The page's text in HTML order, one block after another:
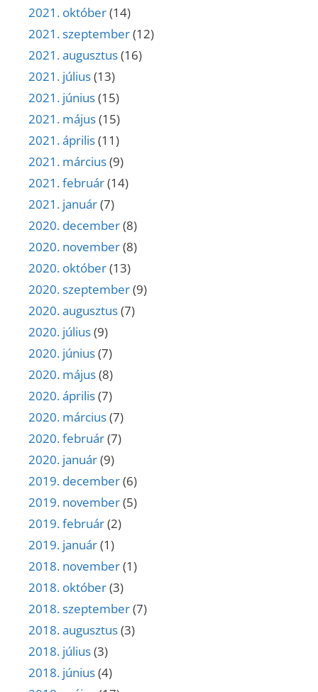
2021. október(14)
2021. szeptember(12)
2021. augusztus(16)
2021. július(13)
2021. június(15)
2021. május(15)
2021. április(11)
2021. március(9)
2021. február(14)
2021. január(7)
2020. december(8)
2020. november(8)
2020. október(13)
2020. szeptember(9)
2020. augusztus(7)
2020. július(9)
2020. június(7)
2020. május(8)
2020. április(7)
2020. március(7)
2020. február(7)
2020. január(9)
2019. december(6)
2019. november(5)
2019. február(2)
2019. január(1)
2018. november(1)
2018. október(3)
2018. szeptember(7)
2018. augusztus(3)
2018. július(3)
2018. június(4)